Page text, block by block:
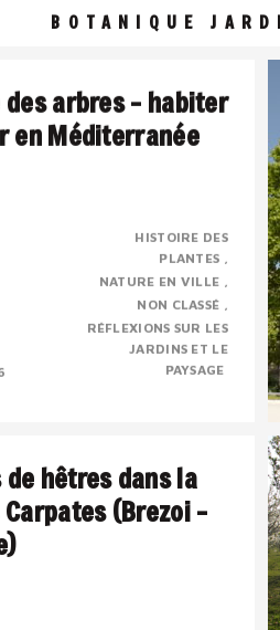
BOTANIQUE
des arbres – habiter
en Méditerranée
une civilisation de l’ombre
presque mystique dont la
chose à voir avec le sacré.
HISTOIRE DES
PLANTES
NATURE EN VILLE
NON CLASSÉ
RÉFLEXIONS SUR LES
JARDINS ET LE
PAYSAGE
de hêtres dans la
(Brezoi –